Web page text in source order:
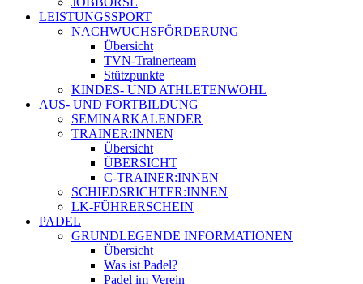
LEISTUNGSSPORT
NACHWUCHSFÖRDERUNG
Übersicht
TVN-Trainerteam
Stützpunkte
KINDES- UND ATHLETENWOHL
AUS- UND FORTBILDUNG
SEMINARKALENDER
TRAINER:INNEN
Übersicht
ÜBERSICHT
C-TRAINER:INNEN
SCHIEDSRICHTER:INNEN
LK-FÜHRERSCHEIN
PADEL
GRUNDLEGENDE INFORMATIONEN
Übersicht
Was ist Padel?
Padel im Verein